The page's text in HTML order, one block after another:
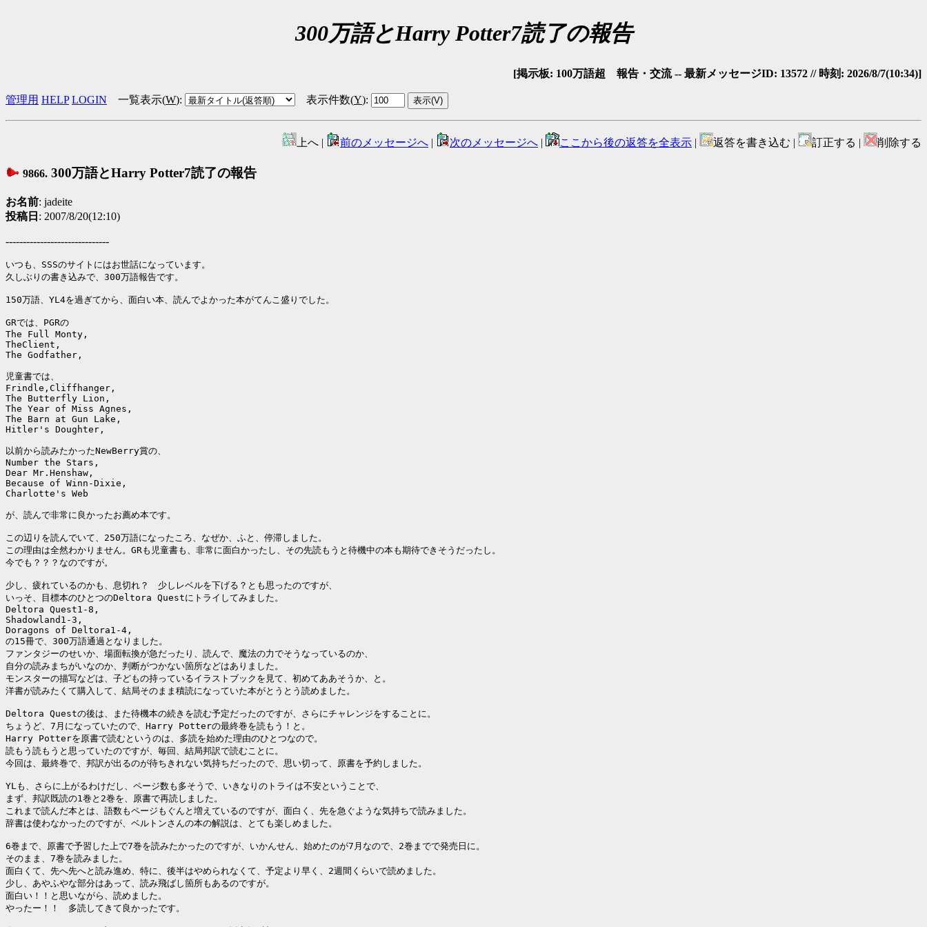
300万語とHarry Potter7読了の報告
[掲示板: 100万語超 報告・交流 -- 最新メッセージID: 13572 // 時刻: 2026/8/7(10:34)]
管理用 HELP LOGIN 一覧表示(W): 表示件数(Y):
上へ | 前のメッセージへ | 次のメッセージへ | ここから後の返答を全表示 | 返答を書き込む | 訂正する | 削除する
9866. 300万語とHarry Potter7読了の報告
お名前: jadeite
投稿日 : 2007/8/20(12:10)
------------------------------
いつも、SSSのサイトにはお世話になっています。
久しぶりの書き込みで、300万語報告です。
150万語、YL4を過ぎてから、面白い本、読んでよかった本がてんこ盛りでした。
GRでは、PGRの
The Full Monty,
TheClient,
The Godfather,
児童書では、
Frindle,Cliffhanger,
The Butterfly Lion,
The Year of Miss Agnes,
The Barn at Gun Lake,
Hitler's Doughter,
以前から読みたかったNewBerry賞の、
Number the Stars,
Dear Mr.Henshaw,
Because of Winn-Dixie,
Charlotte's Web
が、読んで非常に良かったお薦め本です。
この辺りを読んでいて、250万語になったころ、なぜか、ふと、停滞しました。
この理由は全然わかりません。GRも児童書も、非常に面白かったし、その先読もうと待機中の本も期待できそうだったし。
今でも？？？なのですが。
少し、疲れているのかも、息切れ？　少しレベルを下げる？とも思ったのですが、
いっそ、目標本のひとつのDeltora Questにトライしてみました。
Deltora Quest1-8,
Shadowland1-3,
Doragons of Deltora1-4,
の15冊で、300万語通過となりました。
ファンタジーのせいか、場面転換が急だったり、読んで、魔法の力でそうなっているのか、
自分の読みまちがいなのか、判断がつかない箇所などはありました。
モンスターの描写などは、子どもの持っているイラストブックを見て、初めてああそうか、と。
洋書が読みたくて購入して、結局そのまま積読になっていた本がとうとう読めました。
Deltora Questの後は、また待機本の続きを読む予定だったのですが、さらにチャレンジをすることに。
ちょうど、7月になっていたので、Harry Potterの最終巻を読もう！と。
Harry Potterを原書で読むというのは、多読を始めた理由のひとつなので。
読もう読もうと思っていたのですが、毎回、結局邦訳で読むことに。
今回は、最終巻で、邦訳が出るのが待ちきれない気持ちだったので、思い切って、原書を予約しました。
YLも、さらに上がるわけだし、ページ数も多そうで、いきなりのトライは不安ということで、
まず、邦訳既読の1巻と2巻を、原書で再読しました。
これまで読んだ本とは、語数もページもぐんと増えているのですが、面白く、先を急ぐような気持ちで読みました。
辞書は使わなかったのですが、ベルトンさんの本の解説は、とても楽しめました。
6巻まで、原書で予習した上で7巻を読みたかったのですが、いかんせん、始めたのが7月なので、2巻までで発売日に。
そのまま、7巻を読みました。
面白くて、先へ先へと読み進め、特に、後半はやめられなくて、予定より早く、2週間くらいで読めました。
少し、あやふやな部分はあって、読み飛ばし箇所もあるのですが。
面白い！！と思いながら、読めました。
やったー！！　多読してきて良かったです。